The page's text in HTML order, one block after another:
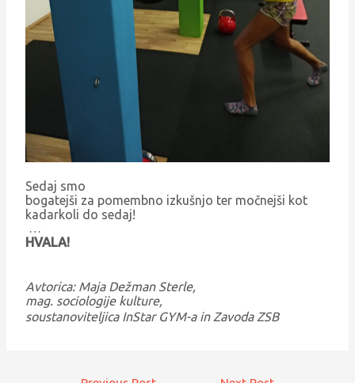
Sedaj smo
bogatejši za pomembno izkušnjo ter močnejši kot
kadarkoli do sedaj!
HVALA!
Avtorica: Maja Dežman Sterle,
mag. sociologije kulture,
soustanoviteljica InStar GYM-a in Zavoda ZSB